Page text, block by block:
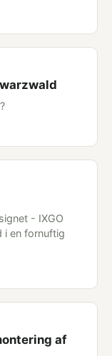
- IXGO
i en fornuftig
af